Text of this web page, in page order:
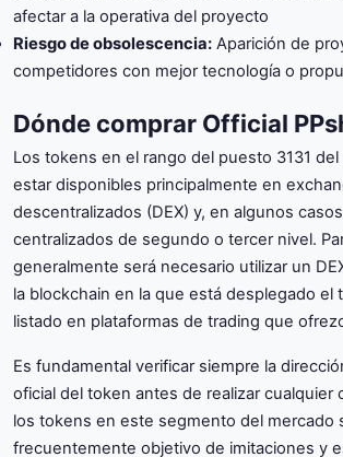
afectar a la operativa del proyecto
Riesgo de obsolescencia: Aparición de
competidores con mejor tecnología o
Dónde comprar Official
Los tokens en el rango del puesto 3131
estar disponibles principalmente en
descentralizados (DEX) y, en algunos
centralizados de segundo o tercer nivel.
generalmente será necesario utilizar un
la blockchain en la que está desplegado el
listado en plataformas de trading que
Es fundamental verificar siempre la
oficial del token antes de realizar cualquier
los tokens en este segmento del mercado
frecuentemente objetivo de imitaciones y